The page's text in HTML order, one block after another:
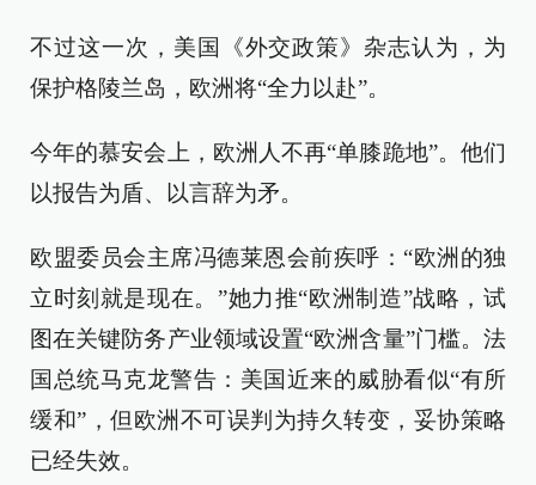
不过这一次，美国《外交政策》杂志认为，为
保护格陵兰岛，欧洲将“全力以赴”。
今年的慕安会上，欧洲人不再“单膝跪地”。他们
以报告为盾、以言辞为矛。
欧盟委员会主席冯德莱恩会前疾呼：“欧洲的独
立时刻就是现在。”她力推“欧洲制造”战略，试
图在关键防务产业领域设置“欧洲含量”门槛。法
国总统马克龙警告：美国近来的威胁看似“有所
缓和”，但欧洲不可误判为持久转变，妥协策略
已经失效。